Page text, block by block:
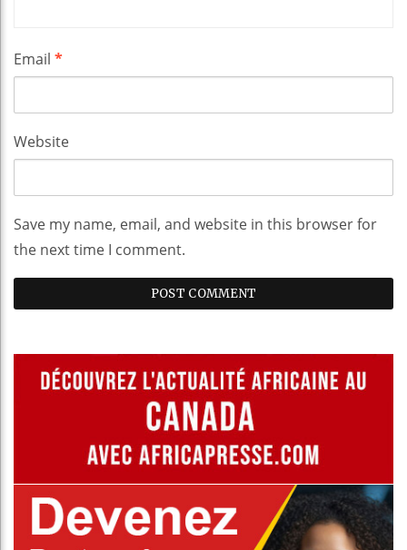
Email *
Website
Save my name, email, and website in this browser for
the next time I comment.